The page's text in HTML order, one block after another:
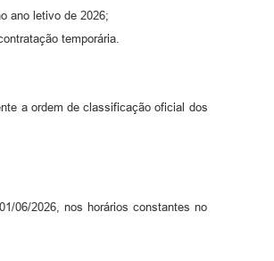
ano letivo de 2026;
temporária.
a ordem de classificação oficial dos
06/2026, nos horários constantes no